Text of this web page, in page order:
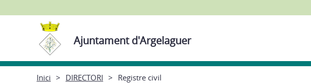
Ajuntament d'Argelaguer
Inici DIRECTORI Registre civil